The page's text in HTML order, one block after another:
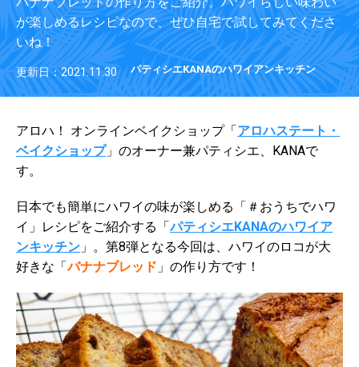
が楽しめるレシピなので、ぜひ自宅で試してみてくださ
いね！
更新日：2021.11.30 パティシエKANAのハワイアンキッチン
アロハ！ オンラインベイクショップ「アロハステート・
ベイクショップ」のオーナー兼パティシエ、KANAで
す。
日本でも簡単にハワイの味が楽しめる「＃おうちでハワ
イ」レシピをご紹介する「パティシエKANAのハワイア
ンキッチン 」。第8弾となる今回は、ハワイのロコが大
好きな「バナナブレッド 」の作り方です！